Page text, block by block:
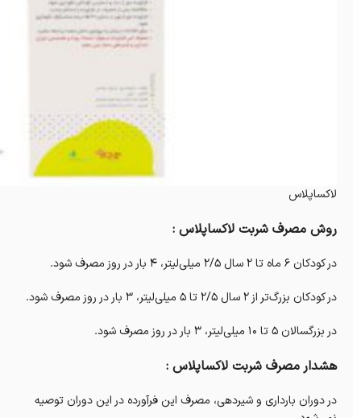
لاکساپلاس
روش مصرف شربت لاکساپلاس :
در کودکان ۶ ماه تا ۲ سال ۲/۵ میلی‌لیتر، ۴ بار در روز مصرف شود.
در کودکان بزرگ‌تر از ۲ سال ۲/۵ تا ۵ میلی‌لیتر، ۳ بار در روز مصرف شود.
در بزرگسالان ۵ تا ۱۰ میلی‌لیتر، ۳ بار در روز مصرف شود.
هشدار مصرف شربت لاکساپلاس :
در دوران بارداری و شیردهی، مصرف این فرآورده در این دوران توصیه